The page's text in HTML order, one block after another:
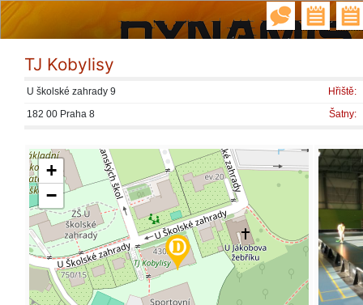
TJ Kobylisy
U školské zahrady 9
Hřiště:
182 00 Praha 8
Šatny:
+
−